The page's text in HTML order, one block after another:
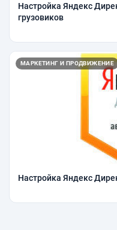
Настройка Яндекс
грузовиков
МАРКЕТИНГ И ПРОДВИЖЕНИЕ
Настройка Яндекс